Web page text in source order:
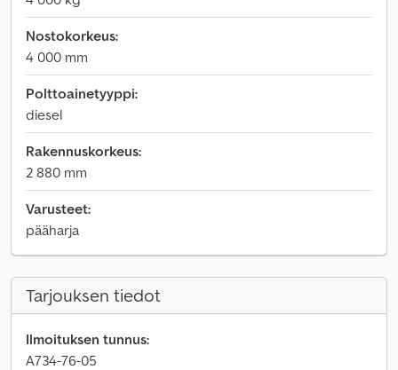
Nostokorkeus:
4 000 mm
Polttoainetyyppi:
diesel
Rakennuskorkeus:
2 880 mm
Varusteet:
pääharja
Tarjouksen tiedot
Ilmoituksen tunnus:
A734-76-05